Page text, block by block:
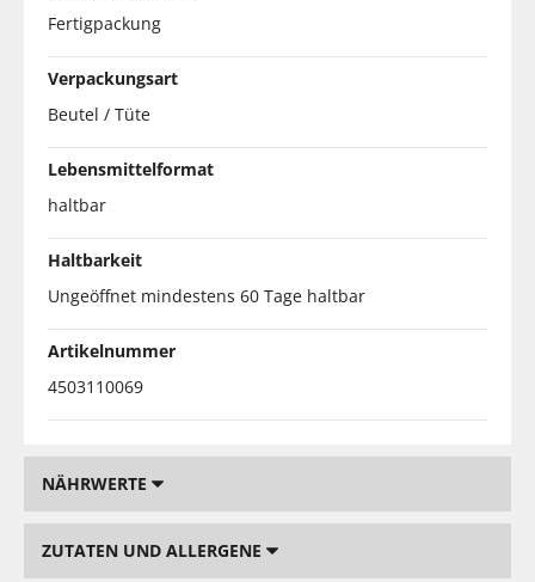
Fertigpackung
Verpackungsart
Beutel / Tüte
Lebensmittelformat
haltbar
Haltbarkeit
Ungeöffnet mindestens 60 Tage haltbar
Artikelnummer
4503110069
NÄHRWERTE
ZUTATEN UND ALLERGENE